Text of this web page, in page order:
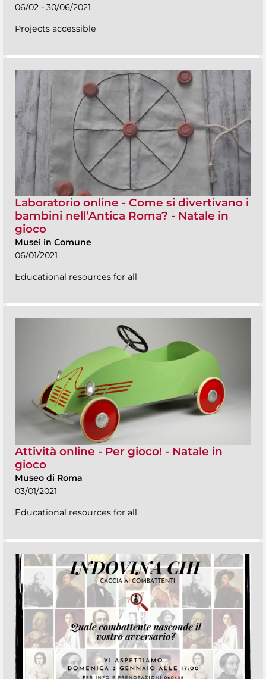
06/02 - 30/06/2021
Projects accessible
Laboratorio online - Come si divertivano i
bambini nell’Antica Roma? - Natale in
gioco
Musei in Comune
06/01/2021
Educational resources for all
Attività online - Per gioco! - Natale in
gioco
Museo di Roma
03/01/2021
Educational resources for all